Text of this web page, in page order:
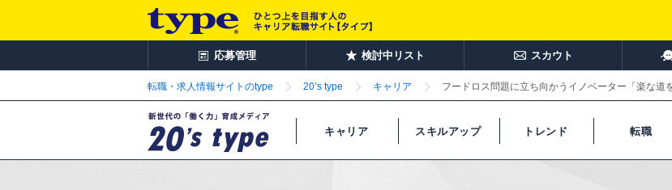
応募管理 検討中リスト スカウト
転職・求人情報サイトのtype 20’s type キャリア フードロス問題に立ち向かうイノベーター「楽な道
キャリア スキルアップ トレンド 転職